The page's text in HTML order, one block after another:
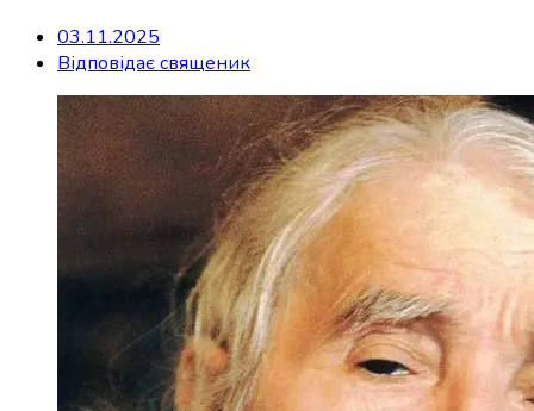
03.11.2025
Відповідає священик